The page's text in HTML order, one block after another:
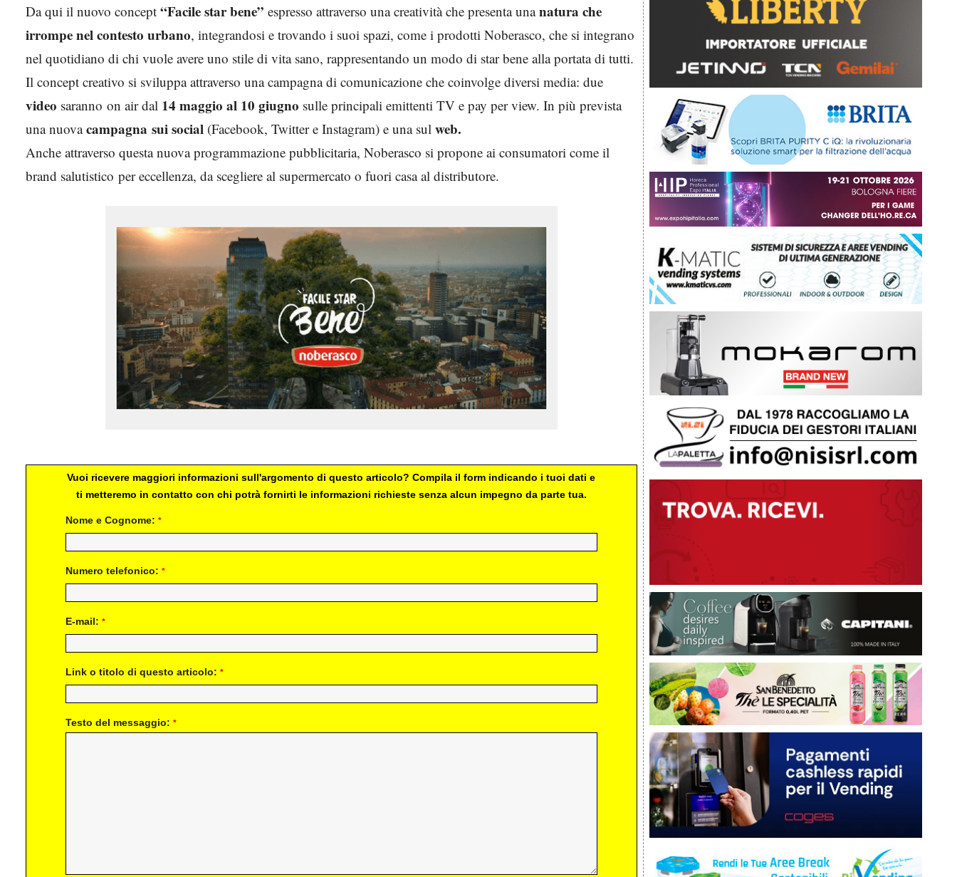
Da qui il nuovo concept “Facile star bene” espresso attraverso una creatività che presenta unanatura che
irrompe nel contesto urbano, integrandosi e trovando i suoi spazi, come i prodotti Noberasco, che si integrano
nel quotidiano di chi vuole avere uno stile di vita sano, rappresentando un modo di star bene alla portata di tutti.
Il concept creativo si sviluppa attraverso una campagna di comunicazione che coinvolge diversi media: due
video saranno on air dal 14 maggio al 10 giugno sulle principali emittenti TV e pay per view. In più prevista
una nuovacampagna sui social (Facebook, Twitter e Instagram) e una sul web.
Anche attraverso questa nuova programmazione pubblicitaria, Noberasco si propone ai consumatori come il
brand salutistico per eccellenza, da scegliere al supermercato o fuori casa al distributore.
Vuoi ricevere maggiori informazioni sull'argomento di questo articolo? Compila il form indicando i tuoi dati e
ti metteremo in contatto con chi potrà fornirti le informazioni richieste senza alcun impegno da parte tua.
Nome e Cognome: *
Numero telefonico: *
E-mail: *
Link o titolo di questo articolo: *
Testo del messaggio: *